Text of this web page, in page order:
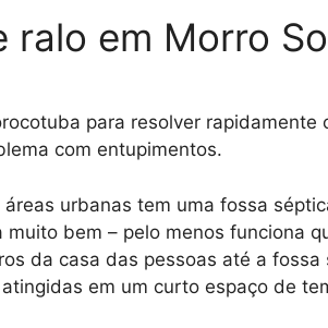
ralo em Morro
para resolver
com entupimentos.
urbanas tem uma fossa
bem – pelo menos funciona
da casa das pessoas até a
em um curto espaço de